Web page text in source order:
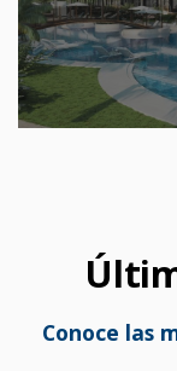
Conoce las